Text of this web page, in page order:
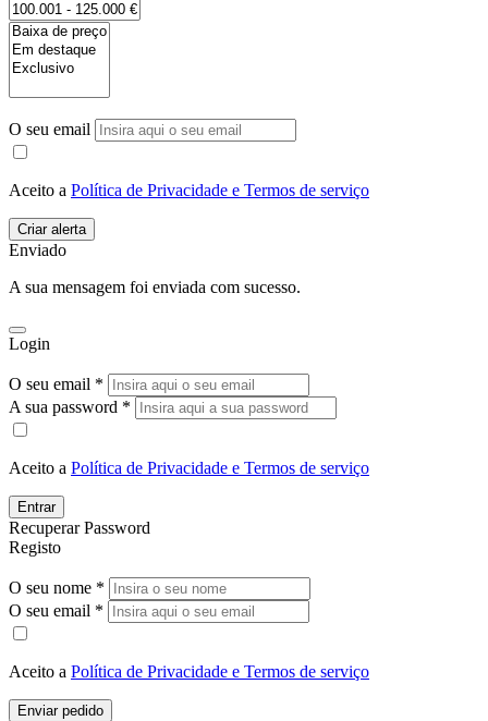
O seu email
Aceito a Política de Privacidade e Termos de serviço
Enviado
A sua mensagem foi enviada com sucesso.
Login
O seu email *
A sua password *
Aceito a Política de Privacidade e Termos de serviço
Entrar
Recuperar Password
Registo
O seu nome *
O seu email *
Aceito a Política de Privacidade e Termos de serviço
Enviar pedido